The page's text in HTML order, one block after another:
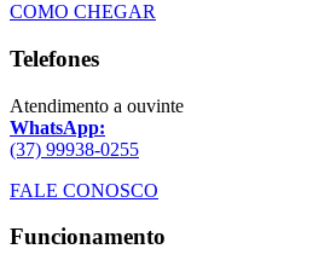
COMO CHEGAR
Telefones
Atendimento a ouvinte
WhatsApp:
(37) 99938-0255
FALE CONOSCO
Funcionamento